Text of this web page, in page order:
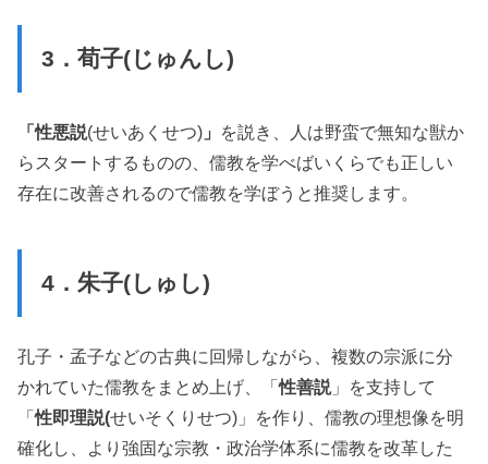
3．荀子(じゅんし)
「性悪説(せいあくせつ) 」 を説き、人は野蛮で無知な獣か
らスタートするものの、儒教を学べばいくらでも正しい
存在に改善されるので儒教を学ぼうと推奨します。
4．朱子(しゅし)
孔子・孟子などの古典に回帰しながら、複数の宗派に分
かれていた儒教をまとめ上げ、「性善説」を支持して
「性即理説(せいそくりせつ)」を作り、儒教の理想像を明
確化し、より強固な宗教・政治学体系に儒教を改革した